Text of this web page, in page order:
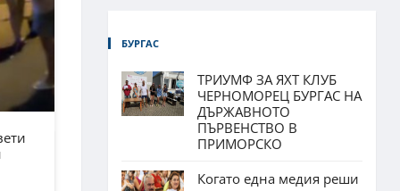
БУРГАС
ТРИУМФ ЗА ЯХТ КЛУБ
ЧЕРНОМОРЕЦ БУРГАС НА
ДЪРЖАВНОТО
ПЪРВЕНСТВО В
ПРИМОРСКО
Когато една медия реши